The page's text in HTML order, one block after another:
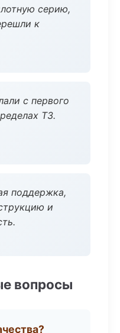
серию,
к
с первого
ТЗ.
поддержка,
и
вопросы